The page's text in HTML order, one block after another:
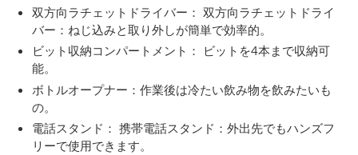
双方向ラチェットドライバー： 双方向ラチェットドライ
バー：ねじ込みと取り外しが簡単で効率的。
ビット収納コンパートメント： ビットを4本まで収納可
能。
ボトルオープナー：作業後は冷たい飲み物を飲みたいも
の。
電話スタンド： 携帯電話スタンド：外出先でもハンズフ
リーで使用できます。